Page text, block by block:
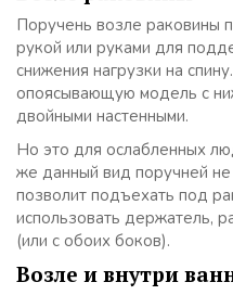
Поручень возле раковины
рукой или руками для
снижения нагрузки на
опоясывающую модель с
двойными настенными.
Но это для ослабленных
же данный вид поручней
позволит подъехать под
использовать держатель,
(или с обоих боков).
Возле и внутри